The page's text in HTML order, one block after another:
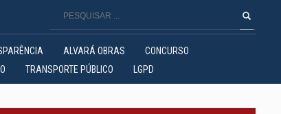
ALVARÁ OBRAS
CONCURSO
TRANSPORTE PÚBLICO LGPD